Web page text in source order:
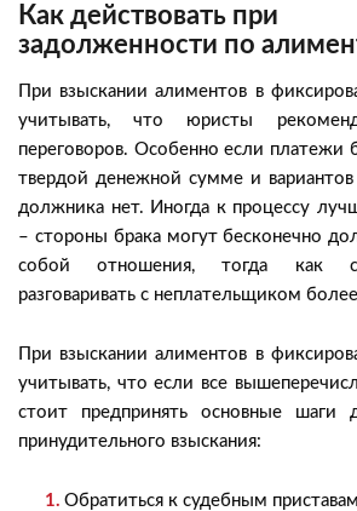
Как действовать при
задолженности по
При взыскании алиментов в
учитывать, что юристы
переговоров. Особенно если платежи
твердой денежной сумме и
должника нет. Иногда к процессу
– стороны брака могут бесконечно
собой отношения, тогда как
разговаривать с неплательщиком
При взыскании алиментов в
учитывать, что если все
стоит предпринять основные шаги
принудительного взыскания:
Обратиться к судебным